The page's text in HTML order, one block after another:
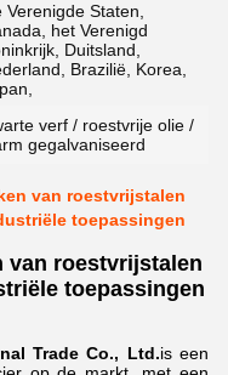
Verenigde Staten,
het Verenigd
Duitsland,
Brazilië, Korea,
verf / roestvrije olie /
gegalvaniseerd
van roestvrijstalen
toepassingen
van roestvrijstalen
toepassingen
Trade Co., Ltd.is een